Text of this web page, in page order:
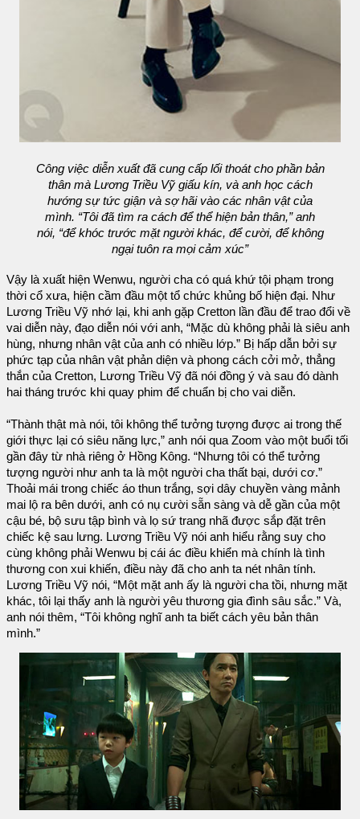
Công việc diễn xuất đã cung cấp lối thoát cho phần bản
thân mà Lương Triều Vỹ giấu kín, và anh học cách
hướng sự tức giận và sợ hãi vào các nhân vật của
mình. “Tôi đã tìm ra cách để thể hiện bản thân,” anh
nói, “để khóc trước mặt người khác, để cười, để không
ngại tuôn ra mọi cảm xúc”
Vậy là xuất hiện Wenwu, người cha có quá khứ tội phạm trong
thời cổ xưa, hiện cầm đầu một tổ chức khủng bố hiện đại. Như
Lương Triều Vỹ nhớ lại, khi anh gặp Cretton lần đầu để trao đổi về
vai diễn này, đạo diễn nói với anh, “Mặc dù không phải là siêu anh
hùng, nhưng nhân vật của anh có nhiều lớp.” Bị hấp dẫn bởi sự
phức tạp của nhân vật phản diện và phong cách cởi mở, thẳng
thắn của Cretton, Lương Triều Vỹ đã nói đồng ý và sau đó dành
hai tháng trước khi quay phim để chuẩn bị cho vai diễn.
“Thành thật mà nói, tôi không thể tưởng tượng được ai trong thế
giới thực lại có siêu năng lực,” anh nói qua Zoom vào một buổi tối
gần đây từ nhà riêng ở Hồng Kông. “Nhưng tôi có thể tưởng
tượng người như anh ta là một người cha thất bại, dưới cơ.”
Thoải mái trong chiếc áo thun trắng, sợi dây chuyền vàng mảnh
mai lộ ra bên dưới, anh có nụ cười sẵn sàng và dễ gần của một
cậu bé, bộ sưu tập bình và lọ sứ trang nhã được sắp đặt trên
chiếc kệ sau lưng. Lương Triều Vỹ nói anh hiểu rằng suy cho
cùng không phải Wenwu bị cái ác điều khiển mà chính là tình
thương con xui khiến, điều này đã cho anh ta nét nhân tính.
Lương Triều Vỹ nói, “Một mặt anh ấy là người cha tồi, nhưng mặt
khác, tôi lại thấy anh là người yêu thương gia đình sâu sắc.” Và,
anh nói thêm, “Tôi không nghĩ anh ta biết cách yêu bản thân
mình.”